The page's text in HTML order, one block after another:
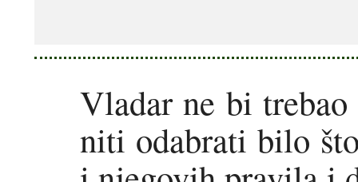
Vladar ne bi
niti odabrati bilo